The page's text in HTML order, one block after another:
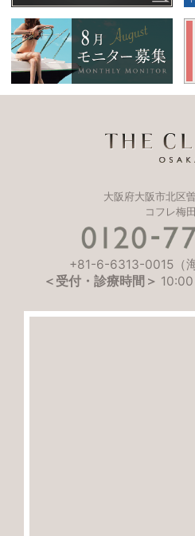
大阪府大阪市北区
コフレ梅
+81-6-6313-0015（
＜受付・診療時間＞ 10:00